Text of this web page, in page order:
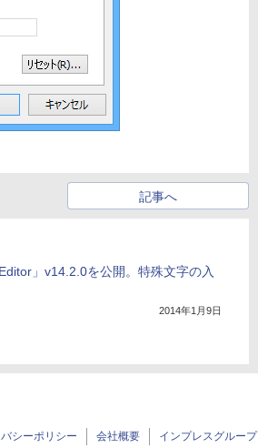
記事へ
」v14.2.0を公開。特殊文字の入
2014年1月9日
シーポリシー 会社概要 インプレスグループ